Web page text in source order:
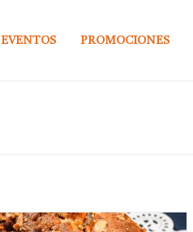
EVENTOS PROMOCIONES